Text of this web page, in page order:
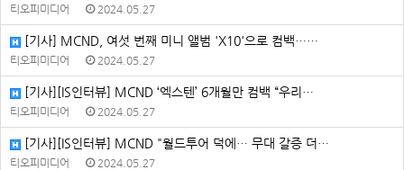
티오피미디어 2024.05.27
[기사] MCND, 여섯 번째 미니 앨범 'X10'으로 컴백……
티오피미디어 2024.05.27
[기사][IS인터뷰] MCND ‘엑스텐’ 6개월만 컴백 “우리…
티오피미디어 2024.05.27
[기사][IS인터뷰] MCND "월드투어 덕에… 무대 갈증 더…
티오피미디어 2024.05.27